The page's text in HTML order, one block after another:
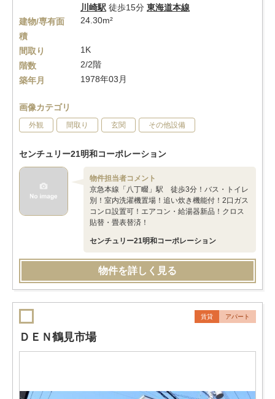
川崎駅 徒歩15分 東海道本線
建物/専有面
積
24.30m²
間取り
1K
階数
2/2階
築年月
1978年03月
画像カテゴリ
外観 間取り 玄関 その他設備
センチュリー21明和コーポレーション
物件担当者コメント
京急本線「八丁畷」駅 徒歩3分！バス・トイレ
別！室内洗濯機置場！追い炊き機能付！2口ガス
コンロ設置可！エアコン・給湯器新品！クロス
貼替・畳表替済！
センチュリー21明和コーポレーション
物件を詳しく見る
賃貸 アパート
ＤＥＮ鶴見市場